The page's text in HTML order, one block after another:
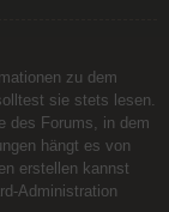
zu dem
sie stets lesen.
des Forums, in dem
hängt es von
erstellen kannst
Administration